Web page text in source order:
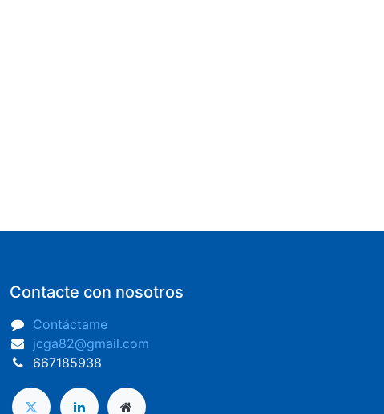
Contacte con nosotros
Contáctame
jcga82@gmail.com
​667185938